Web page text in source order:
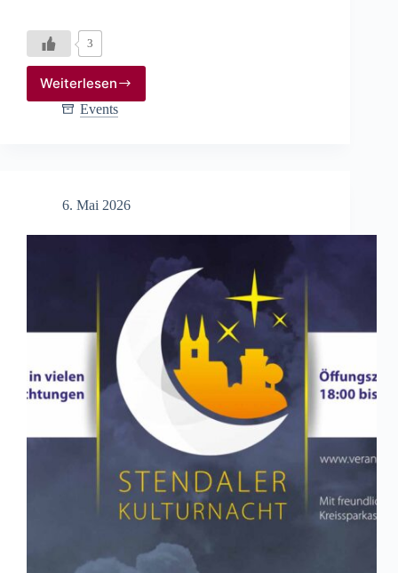
3
Weiterlesen
55.
Stendaler
voller
Unterhaltung
Events
6. Mai 2026